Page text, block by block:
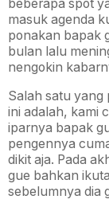
beberapa spot
masuk agenda
ponakan bapak
bulan lalu
nengokin
Salah satu yang
ini adalah, kami
iparnya bapak
pengennya
dikit aja. Pada
gue bahkan
sebelumnya dia